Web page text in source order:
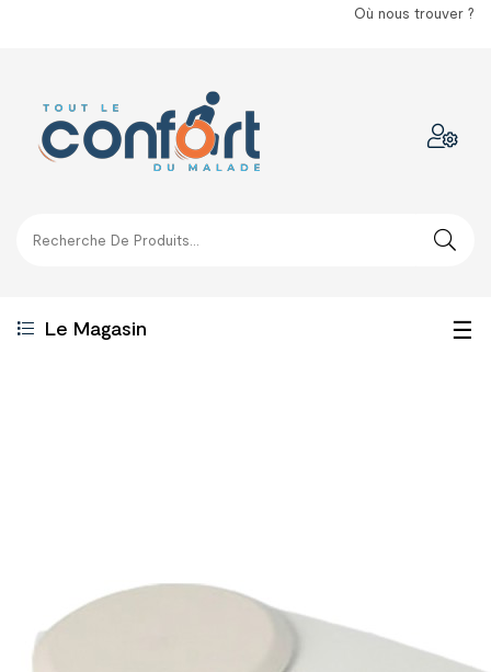
Où nous trouver ?
Le Magasin ☰